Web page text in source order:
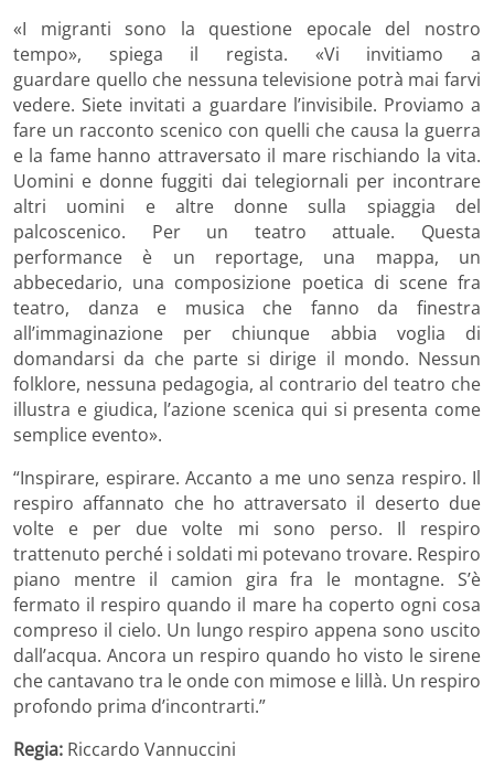
«I migranti sono la questione epocale del nostro
tempo», spiega il regista. «Vi invitiamo a
guardare quello che nessuna televisione potrà mai farvi
vedere. Siete invitati a guardare l’invisibile. Proviamo a
fare un racconto scenico con quelli che causa la guerra
e la fame hanno attraversato il mare rischiando la vita.
Uomini e donne fuggiti dai telegiornali per incontrare
altri uomini e altre donne sulla spiaggia del
palcoscenico. Per un teatro attuale. Questa
performance è un reportage, una mappa, un
abbecedario, una composizione poetica di scene fra
teatro, danza e musica che fanno da finestra
all’immaginazione per chiunque abbia voglia di
domandarsi da che parte si dirige il mondo. Nessun
folklore, nessuna pedagogia, al contrario del teatro che
illustra e giudica, l’azione scenica qui si presenta come
semplice evento».
“Inspirare, espirare. Accanto a me uno senza respiro. Il
respiro affannato che ho attraversato il deserto due
volte e per due volte mi sono perso. Il respiro
trattenuto perché i soldati mi potevano trovare. Respiro
piano mentre il camion gira fra le montagne. S’è
fermato il respiro quando il mare ha coperto ogni cosa
compreso il cielo. Un lungo respiro appena sono uscito
dall’acqua. Ancora un respiro quando ho visto le sirene
che cantavano tra le onde con mimose e lillà. Un respiro
profondo prima d’incontrarti.”
Regia: Riccardo Vannuccini